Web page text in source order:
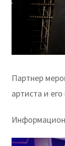
Партнер
артиста и